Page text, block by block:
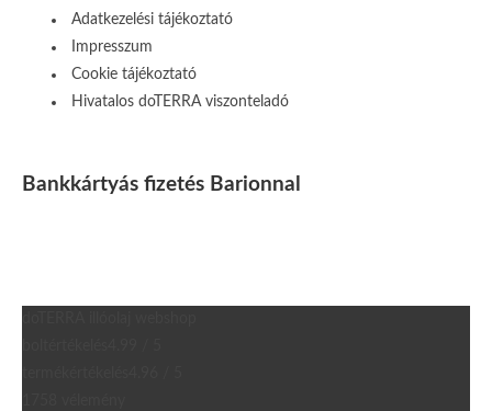
Adatkezelési tájékoztató
Impresszum
Cookie tájékoztató
Hivatalos doTERRA viszonteladó
Bankkártyás fizetés Barionnal